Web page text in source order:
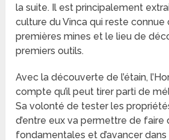
la suite. Il est principalement
culture du Vinca qui reste
premières mines et le lieu de
premiers outils.
Avec la découverte de l’étain,
compte qu’il peut tirer parti de
Sa volonté de tester les
d’entre eux va permettre de
fondamentales et d’avancer